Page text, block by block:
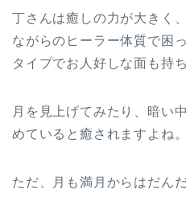
丁さんは癒しの力が大きく
ながらのヒーラー体質で困
タイプでお人好しな面も持
月を見上げてみたり、暗い
めていると癒されますよね。
ただ、月も満月からはだん